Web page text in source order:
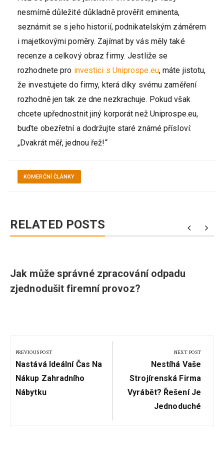
nesmírně důležité důkladně prověřit eminenta,
seznámit se s jeho historií, podnikatelským záměrem
i majetkovými poměry. Zajímat by vás měly také
recenze a celkový obraz firmy. Jestliže se
rozhodnete pro investici s Uniprospe.eu, máte jistotu,
že investujete do firmy, která díky svému zaměření
rozhodně jen tak ze dne nezkrachuje. Pokud však
chcete upřednostnit jiný korporát než Uniprospe.eu,
buďte obezřetní a dodržujte staré známé přísloví:
„Dvakrát měř, jednou řež!“
KOMERČNÍ ČLÁNKY
RELATED POSTS
Jak může správné zpracování odpadu
zjednodušit firemní provoz?
pro
příspěvek
PREVIOUS POST
Previous
Post:
Nastává Ideální Čas Na
Nákup Zahradního
Nábytku
NEXT POST
Next
Post:
Nestíhá Vaše
Strojírenská Firma
Vyrábět? Řešení Je
Jednoduché